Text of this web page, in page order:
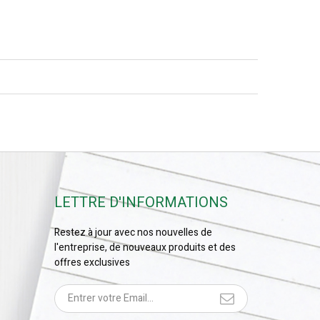
LETTRE D'INFORMATIONS
Restez à jour avec nos nouvelles de
l'entreprise, de nouveaux produits et des
offres exclusives